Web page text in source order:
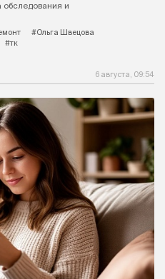
обследования и
#Ольга Швецова
#тк
6 августа, 09:54